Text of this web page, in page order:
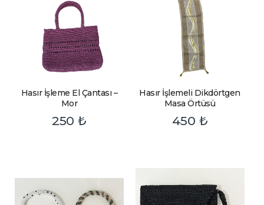
Hasır İşleme El Çantası –
Mor
250₺
Hasır İşlemeli Dikdörtgen
Masa Örtüsü
450 ₺